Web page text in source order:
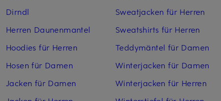
Dirndl
Herren Daunenmantel
Hoodies für Herren
Hosen für Damen
Jacken für Damen
Sweatjacken für Herren
Sweatshirts für Herren
Teddymäntel für Damen
Winterjacken für Damen
Winterjacken für Herren